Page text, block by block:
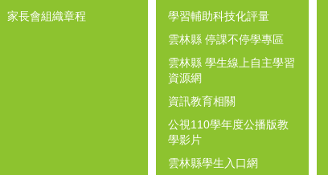
家長會組織章程
學習輔助科技化評量
雲林縣 停課不停學專區
雲林縣 學生線上自主學習
資源網
資訊教育相關
公視110學年度公播版教
學影片
雲林縣學生入口網